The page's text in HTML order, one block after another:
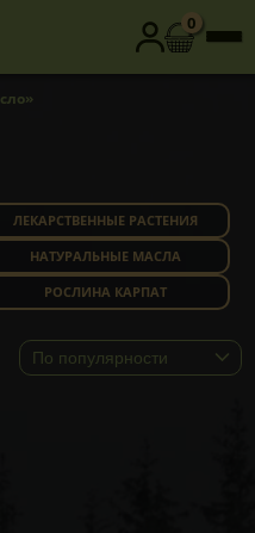
0
ЛЕКАРСТВЕННЫЕ РАСТЕНИЯ
НАТУРАЛЬНЫЕ МАСЛА
РОСЛИНА КАРПАТ